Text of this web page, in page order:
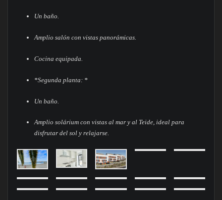
Un baño.
Amplio salón con vistas panorámicas.
Cocina equipada.
*Segunda planta: *
Un baño.
Amplio solárium con vistas al mar y al Teide, ideal para
disfrutar del sol y relajarse.